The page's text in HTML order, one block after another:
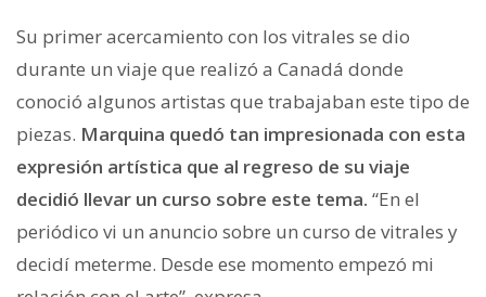
Su primer acercamiento con los vitrales se dio
durante un viaje que realizó a Canadá donde
conoció algunos artistas que trabajaban este tipo de
piezas. Marquina quedó tan impresionada con esta
expresión artística que al regreso de su viaje
decidió llevar un curso sobre este tema. “En el
periódico vi un anuncio sobre un curso de vitrales y
decidí meterme. Desde ese momento empezó mi